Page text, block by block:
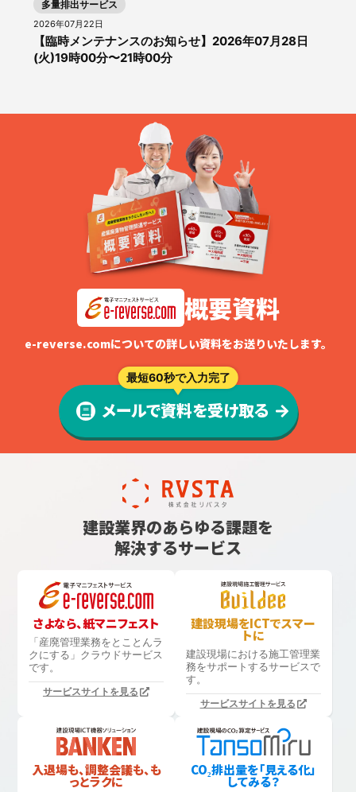
多量排出サービス
2026年07月22日
【臨時メンテナンスのお知らせ】2026年07月28日
(火)19時00分〜21時00分
概要資料
e-reverse.comについての詳しい資料をお送りいたします。
最短60秒で入力完了
メールで資料を受け取る
建設業界のあらゆる課題を
解決するサービス
さよなら、紙マニフェスト
「産廃管理業務をとことんラ
クにする」 クラウドサービス
です。
サービスサイトを見る
建設現場をICTでスマー
トに
建設現場における施工管理業
務をサポートするサービスで
す。
サービスサイトを見る
入退場も、調整会議も、も
っとラクに
CO₂排出量を「見える化」
してみる？